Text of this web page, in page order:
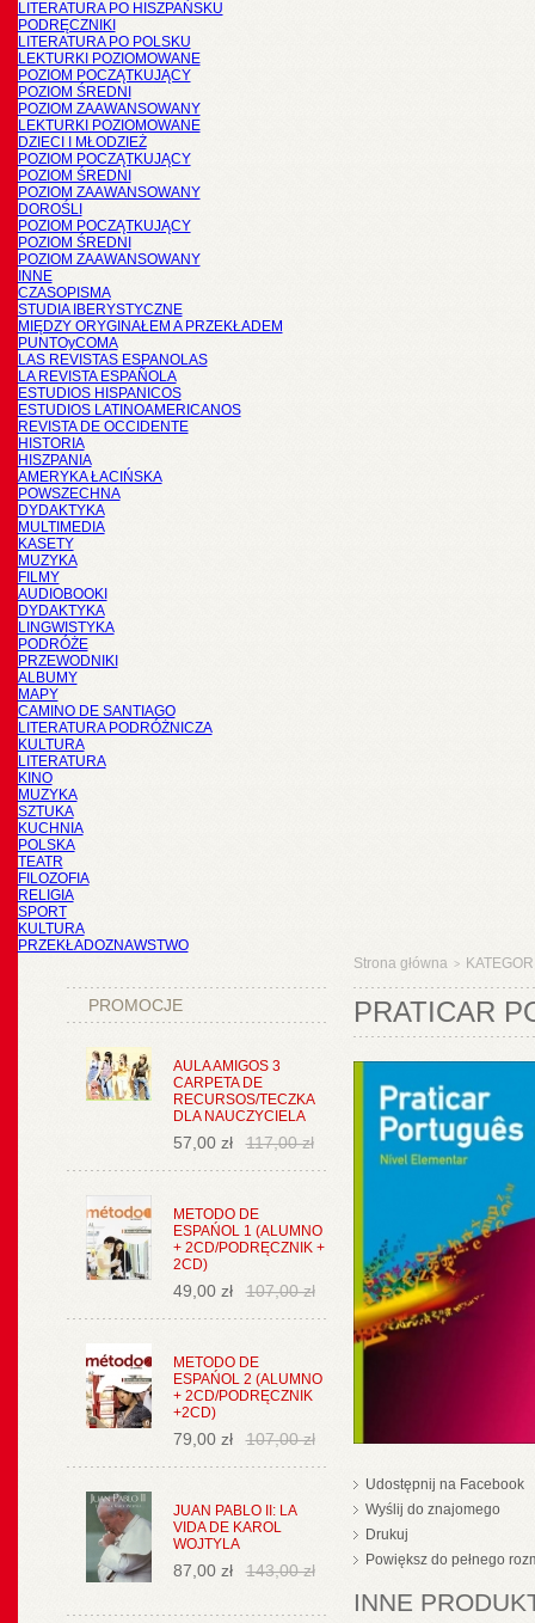
LITERATURA PO HISZPAŃSKU
PODRĘCZNIKI
LITERATURA PO POLSKU
LEKTURKI POZIOMOWANE
POZIOM POCZĄTKUJĄCY
POZIOM ŚREDNI
POZIOM ZAAWANSOWANY
LEKTURKI POZIOMOWANE
DZIECI I MŁODZIEŻ
POZIOM POCZĄTKUJĄCY
POZIOM ŚREDNI
POZIOM ZAAWANSOWANY
DOROŚLI
POZIOM POCZĄTKUJĄCY
POZIOM ŚREDNI
POZIOM ZAAWANSOWANY
INNE
CZASOPISMA
STUDIA IBERYSTYCZNE
MIĘDZY ORYGINAŁEM A PRZEKŁADEM
PUNTOyCOMA
LAS REVISTAS ESPANOLAS
LA REVISTA ESPAÑOLA
ESTUDIOS HISPANICOS
ESTUDIOS LATINOAMERICANOS
REVISTA DE OCCIDENTE
HISTORIA
HISZPANIA
AMERYKA ŁACIŃSKA
POWSZECHNA
DYDAKTYKA
MULTIMEDIA
KASETY
MUZYKA
FILMY
AUDIOBOOKI
DYDAKTYKA
LINGWISTYKA
PODRÓŻE
PRZEWODNIKI
ALBUMY
MAPY
CAMINO DE SANTIAGO
LITERATURA PODRÓŻNICZA
KULTURA
LITERATURA
KINO
MUZYKA
SZTUKA
KUCHNIA
POLSKA
TEATR
FILOZOFIA
RELIGIA
SPORT
KULTURA
PRZEKŁADOZNAWSTWO
PROMOCJE
AULA AMIGOS 3
CARPETA DE
RECURSOS/TECZKA
DLA NAUCZYCIELA
57,00 zł 117,00 zł
METODO DE
ESPAŃOL 1 (ALUMNO
+ 2CD/PODRĘCZNIK +
2CD)
49,00 zł 107,00 zł
METODO DE
ESPAŃOL 2 (ALUMNO
+ 2CD/PODRĘCZNIK
+2CD)
79,00 zł 107,00 zł
JUAN PABLO II: LA
VIDA DE KAROL
WOJTYLA
87,00 zł 143,00 zł
Strona główna >
PRATICAR
Udostępnij na Facebook
Wyślij do znajomego
Drukuj
Powiększ do pełnego
INNE